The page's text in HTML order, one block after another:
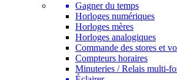
Gagner du temps
Horloges numériques
Horloges mères
Horloges analogiques
Commande des stores et
Compteurs horaires
Minuteries / Relais multi-